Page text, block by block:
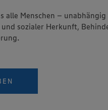
alle Menschen – unabhängig
sozialer Herkunft,